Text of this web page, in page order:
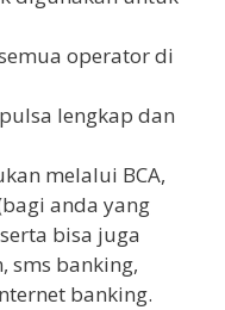
operator di
lengkap dan
melalui BCA,
anda yang
bisa juga
sms banking,
banking.